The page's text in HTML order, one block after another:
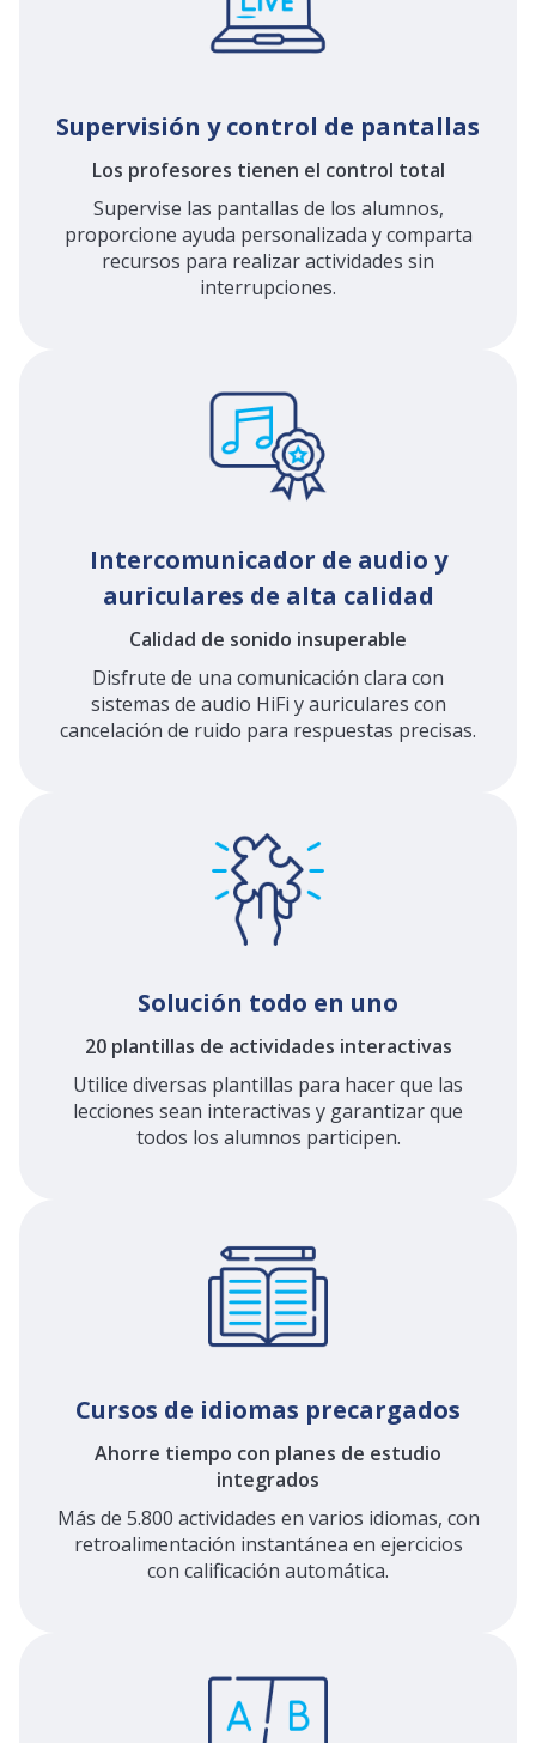
Supervisión y control de pantallas
Los profesores tienen el control total
Supervise las pantallas de los alumnos,
proporcione ayuda personalizada y comparta
recursos para realizar actividades sin
interrupciones.
Intercomunicador de audio y
auriculares de alta calidad
Calidad de sonido insuperable
Disfrute de una comunicación clara con
sistemas de audio HiFi y auriculares con
cancelación de ruido para respuestas precisas.
Solución todo en uno
20 plantillas de actividades interactivas
Utilice diversas plantillas para hacer que las
lecciones sean interactivas y garantizar que
todos los alumnos participen.
Cursos de idiomas precargados
Ahorre tiempo con planes de estudio
integrados
Más de 5.800 actividades en varios idiomas, con
retroalimentación instantánea en ejercicios
con calificación automática.